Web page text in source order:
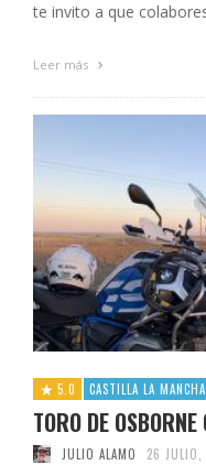
te invito a que
Leer más
5.0 CASTILLA LA MANCHA
TORO DE
JULIO ALAMO 26 JULIO,